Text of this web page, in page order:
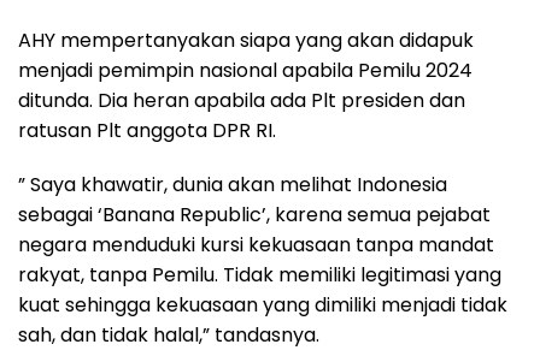
AHY mempertanyakan siapa yang akan didapuk
menjadi pemimpin nasional apabila Pemilu 2024
ditunda. Dia heran apabila ada Plt presiden dan
ratusan Plt anggota DPR RI.
” Saya khawatir, dunia akan melihat Indonesia
sebagai ‘Banana Republic’, karena semua pejabat
negara menduduki kursi kekuasaan tanpa mandat
rakyat, tanpa Pemilu. Tidak memiliki legitimasi yang
kuat sehingga kekuasaan yang dimiliki menjadi tidak
sah, dan tidak halal,” tandasnya.